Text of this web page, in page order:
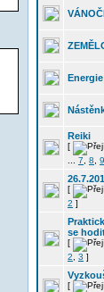
Reiki
[
7 8 9
[
2 ]
se
[
2
3 ]
[